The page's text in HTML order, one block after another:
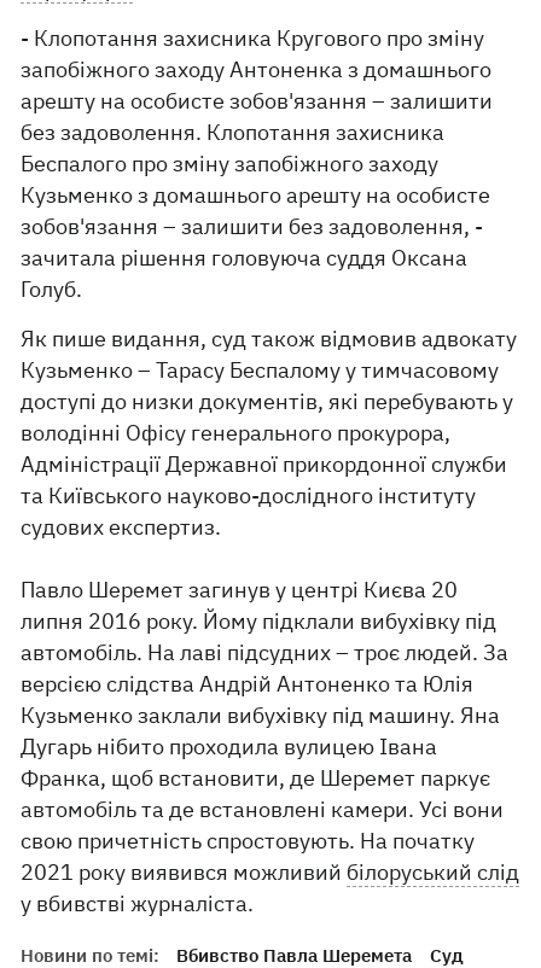
- Клопотання захисника Кругового про зміну
запобіжного заходу Антоненка з домашнього
арешту на особисте зобов'язання – залишити
без задоволення. Клопотання захисника
Беспалого про зміну запобіжного заходу
Кузьменко з домашнього арешту на особисте
зобов'язання – залишити без задоволення, -
зачитала рішення головуюча суддя Оксана
Голуб.
Як пише видання, суд також відмовив адвокату
Кузьменко – Тарасу Беспалому у тимчасовому
доступі до низки документів, які перебувають у
володінні Офісу генерального прокурора,
Адміністрації Державної прикордонної служби
та Київського науково-дослідного інституту
судових експертиз.
Павло Шеремет загинув у центрі Києва 20
липня 2016 року. Йому підклали вибухівку під
автомобіль. На лаві підсудних – троє людей. За
версією слідства Андрій Антоненко та Юлія
Кузьменко заклали вибухівку під машину. Яна
Дугарь нібито проходила вулицею Івана
Франка, щоб встановити, де Шеремет паркує
автомобіль та де встановлені камери. Усі вони
свою причетність спростовують. На початку
2021 року виявився можливий білоруський слід
у вбивстві журналіста.
Новини по темі: Вбивство Павла Шеремета
Суд